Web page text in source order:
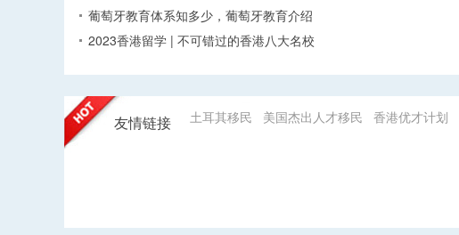
葡萄牙教育体系知多少，葡萄牙教育介绍
2023香港留学 | 不可错过的香港八大名校
友情链接 土耳其移民 美国杰出人才移民 香港优才计划